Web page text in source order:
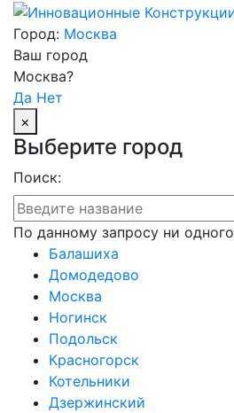
Город: Москва
Ваш город
Москва?
Да Нет
×
Выберите город
Поиск:
По данному запросу ни
Балашиха
Домодедово
Москва
Ногинск
Подольск
Красногорск
Котельники
Дзержинский